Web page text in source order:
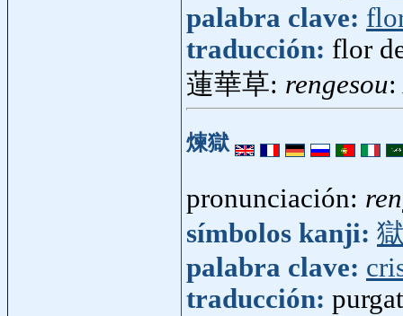
palabra clave:
traducción: flor
蓮華草: rengesou
煉獄
pronunciación:
símbolos kanji:
palabra clave:
traducción: